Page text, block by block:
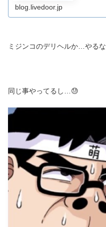
blog.livedoor.jp
ミジンコのデリヘルか…やるな
同じ事やってるし…😓